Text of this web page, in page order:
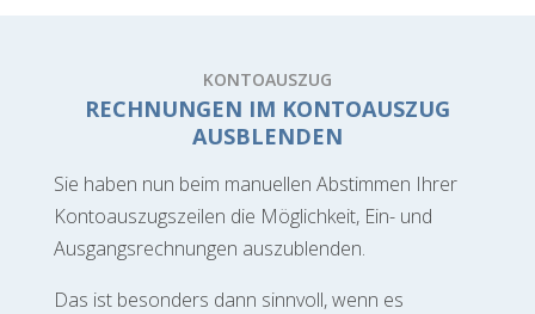
KONTOAUSZUG
RECHNUNGEN IM KONTOAUSZUG
AUSBLENDEN
Sie haben nun beim manuellen Abstimmen Ihrer
Kontoauszugszeilen die Möglichkeit, Ein- und
Ausgangsrechnungen auszublenden.
Das ist besonders dann sinnvoll, wenn es